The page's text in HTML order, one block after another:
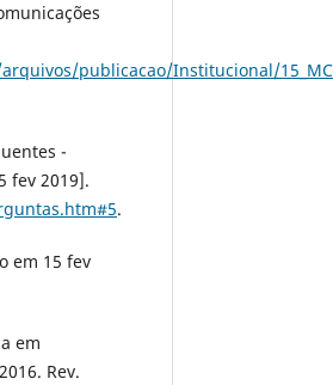
publicacao/Institucional/
-
fev 2019].
.
em 15 fev
em
Rev.